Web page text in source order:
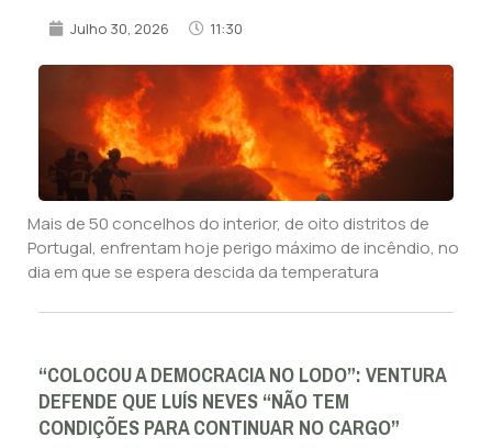
Julho 30, 2026 11:30
Mais de 50 concelhos do interior, de oito distritos de
Portugal, enfrentam hoje perigo máximo de incêndio, no
dia em que se espera descida da temperatura
“COLOCOU A DEMOCRACIA NO LODO”: VENTURA
DEFENDE QUE LUÍS NEVES “NÃO TEM
CONDIÇÕES PARA CONTINUAR NO CARGO”